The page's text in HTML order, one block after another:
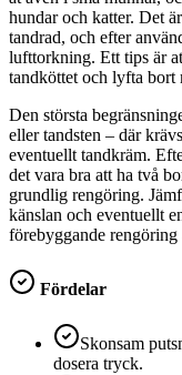
hundar och katter. Det
tandrad, och efter
lufttorkning. Ett tips är
tandköttet och lyfta bort
Den största
eller tandsten – där
eventuellt tandkräm.
det vara bra att ha två
grundlig rengöring.
känslan och eventuellt
förebyggande
Fördelar
Skonsam
dosera tryck.